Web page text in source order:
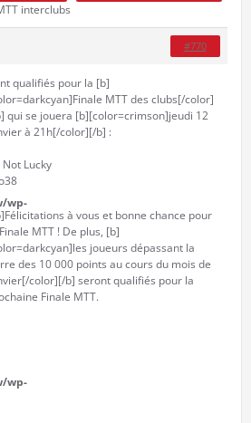
interclubs
#770
wp-
wp-
qualifiés pour la [b]
MTT des clubs[/color]
qui se jouera [b][color=crimson]jeudi 12
à 21h[/color][/b] :
Not Lucky
à vous et bonne chance pour
MTT ! De plus, [b]
joueurs dépassant la
des 10 000 points au cours du mois de
color][/b] seront qualifiés pour la
Finale MTT.